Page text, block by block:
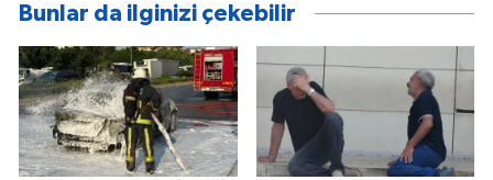
Bunlar da ilginizi çekebilir